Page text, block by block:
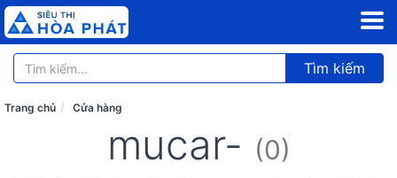
Tìm kiếm
Trang chủ Cửa hàng
mucar- (0)